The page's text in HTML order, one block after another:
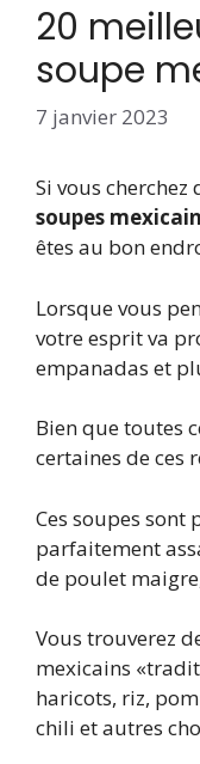
20
soupe
7 janvier 2023
Si vous cherchez
soupes
êtes au bon
Lorsque vous
votre esprit va
empanadas et
Bien que toutes
certaines de ces
Ces soupes
parfaitement
de poulet
Vous trouverez
mexicains
haricots, riz,
chili et autres